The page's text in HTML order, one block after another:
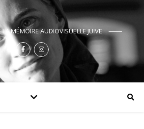
LA MÉMOIRE AUDIOVISUELLE JUIVE